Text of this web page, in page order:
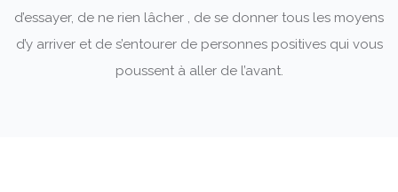
d’essayer, de ne rien lâcher , de se donner tous les moyens
d’y arriver et de s’entourer de personnes positives qui vous
poussent à aller de l’avant.